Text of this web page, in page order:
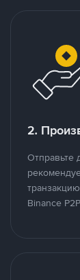
2.
Отправьте
Binance